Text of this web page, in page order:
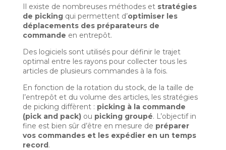
Il existe de nombreuses méthodes et stratégies
de pickingqui permettent d’optimiser les
déplacements des préparateurs de
commande en entrepôt.
Des logiciels sont utilisés pour définir le trajet
optimal entre les rayons pour collecter tous les
articles de plusieurs commandes à la fois.
En fonction de la rotation du stock, de la taille de
l’entrepôt et du volume des articles, les stratégies
de picking diffèrent : picking à la commande
(pick and pack)ou picking groupé. L’objectif in
fine est bien sûr d’être en mesure de préparer
vos commandes et les expédier en un temps
record.